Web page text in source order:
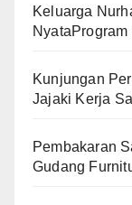
Keluarga
NyataProgram
Kunjungan
Jajaki Kerja
Pembakaran
Gudang